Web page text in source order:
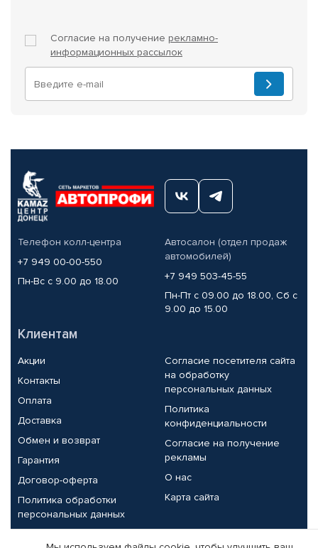
Согласие на получение рекламно-
информационных рассылок
Телефон колл-центра
+7 949 00-00-550
Пн-Вс с 9.00 до 18.00
Автосалон (отдел продаж
автомобилей)
+7 949 503-45-55
Пн-Пт с 09.00 до 18.00, Сб с
9.00 до 15.00
Клиентам
Акции
Контакты
Оплата
Доставка
Обмен и возврат
Гарантия
Договор-оферта
Политика обработки
персональных данных
Согласие посетителя сайта
на обработку
персональных данных
Политика
конфиденциальности
Согласие на получение
рекламы
О нас
Карта сайта